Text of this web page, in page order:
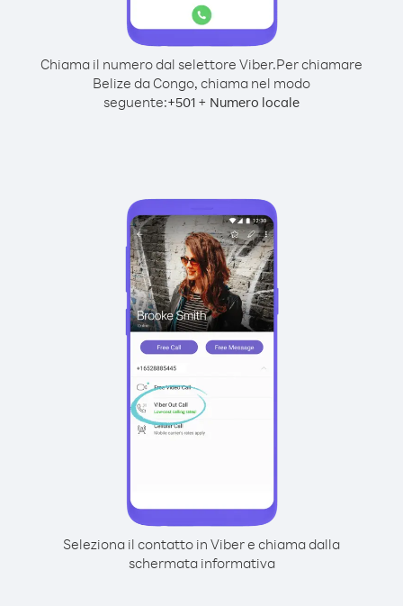
Chiama il numero dal selettore Viber.Per chiamare
Belize da Congo, chiama nel modo
seguente:+501 + Numero locale
Seleziona il contatto in Viber e chiama dalla
schermata informativa